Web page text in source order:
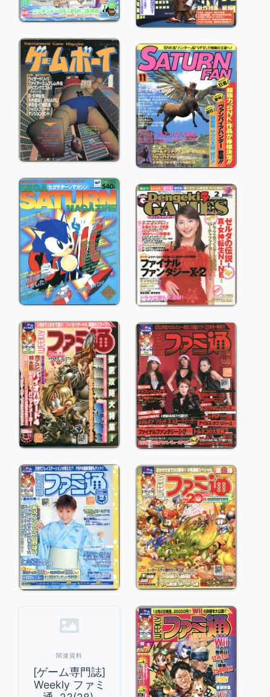
関連資料
[ゲーム専門誌]
Weekly ファミ